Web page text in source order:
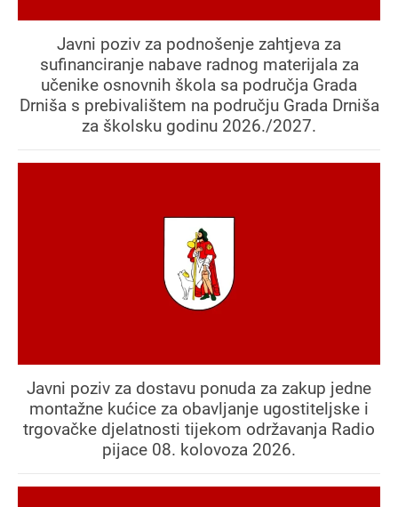
Javni poziv za podnošenje zahtjeva za
sufinanciranje nabave radnog materijala za
učenike osnovnih škola sa područja Grada
Drniša s prebivalištem na području Grada Drniša
za školsku godinu 2026./2027.
Javni poziv za dostavu ponuda za zakup jedne
montažne kućice za obavljanje ugostiteljske i
trgovačke djelatnosti tijekom održavanja Radio
pijace 08. kolovoza 2026.